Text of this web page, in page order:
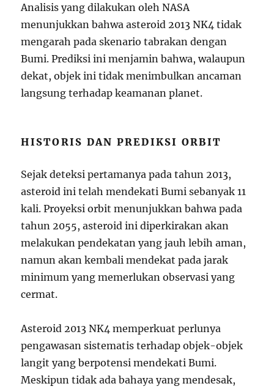
Analisis yang dilakukan oleh NASA
menunjukkan bahwa asteroid 2013 NK4 tidak
mengarah pada skenario tabrakan dengan
Bumi. Prediksi ini menjamin bahwa, walaupun
dekat, objek ini tidak menimbulkan ancaman
langsung terhadap keamanan planet.
HISTORIS DAN PREDIKSI ORBIT
Sejak deteksi pertamanya pada tahun 2013,
asteroid ini telah mendekati Bumi sebanyak 11
kali. Proyeksi orbit menunjukkan bahwa pada
tahun 2055, asteroid ini diperkirakan akan
melakukan pendekatan yang jauh lebih aman,
namun akan kembali mendekat pada jarak
minimum yang memerlukan observasi yang
cermat.
Asteroid 2013 NK4 memperkuat perlunya
pengawasan sistematis terhadap objek-objek
langit yang berpotensi mendekati Bumi.
Meskipun tidak ada bahaya yang mendesak,